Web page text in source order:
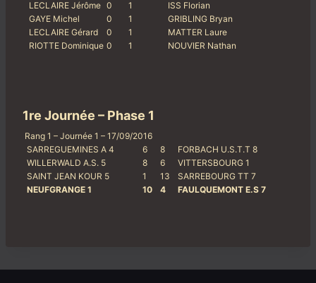
LECLAIRE Jérôme 0 1
ISS Florian
GAYE Michel
0 1
GRIBLING Bryan
LECLAIRE Gérard
0 1
MATTER Laure
RIOTTE Dominique 0 1 NOUVIER Nathan
1re Journée – Phase 1
Rang 1 – Journée 1 – 17/09/2016
SARREGUEMINES A 4
6 8
FORBACH U.S.T.T 8
WILLERWALD A.S. 5
8 6
VITTERSBOURG 1
SAINT JEAN KOUR 5
1 13
SARREBOURG TT 7
NEUFGRANGE 1
10 4 FAULQUEMONT E.S 7